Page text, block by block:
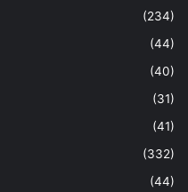
(234)
(44)
(40)
(31)
(41)
(332)
(44)